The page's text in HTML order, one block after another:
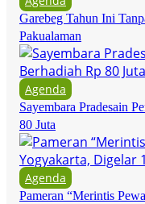
Garebeg Tahun Ini
Pakualaman
Agenda
Sayembara Pradesain
80 Juta
Agenda
Pameran “Merintis